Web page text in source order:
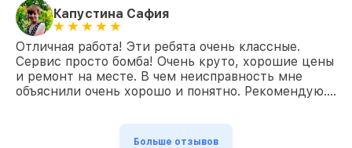
Капустина Сафия
Отличная работа! Эти ребята очень классные.
Сервис просто бомба! Очень круто, хорошие цены
и ремонт на месте. В чем неисправность мне
объяснили очень хорошо и понятно. Рекомендую….
Больше отзывов